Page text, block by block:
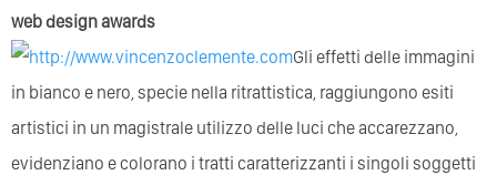
web design awards
Gli effetti delle immagini
in bianco e nero, specie nella ritrattistica, raggiungono esiti
artistici in un magistrale utilizzo delle luci che accarezzano,
evidenziano e colorano i tratti caratterizzanti i singoli soggetti